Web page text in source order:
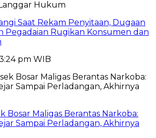
Saat Rekam Penyitaan, Dugaan
Pegadaian Rugikan Konsumen dan
pm WIB
Bosar Maligas Berantas Narkoba:
Sampai Perladangan, Akhirnya